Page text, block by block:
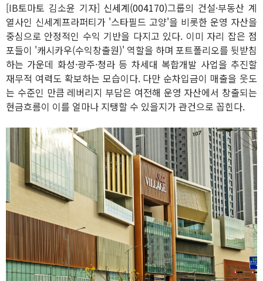
[IB토마토 김소윤 기자] 신세계(004170)그룹의 건설·부동산 계
열사인 신세계프라퍼티가 '스타필드 고양'을 비롯한 운영 자산을
중심으로 안정적인 수익 기반을 다지고 있다. 이미 자리 잡은 점
포들이 '캐시카우(수익창출원)' 역할을 하며 포트폴리오를 뒷받침
하는 가운데 화성·광주·청라 등 차세대 복합개발 사업을 추진할
재무적 여력도 확보하는 모습이다. 다만 순차입금이 매출을 웃도
는 수준인 만큼 레버리지 부담은 여전해 운영 자산에서 창출되는
현금흐름이 이를 얼마나 지탱할 수 있을지가 관건으로 꼽힌다.